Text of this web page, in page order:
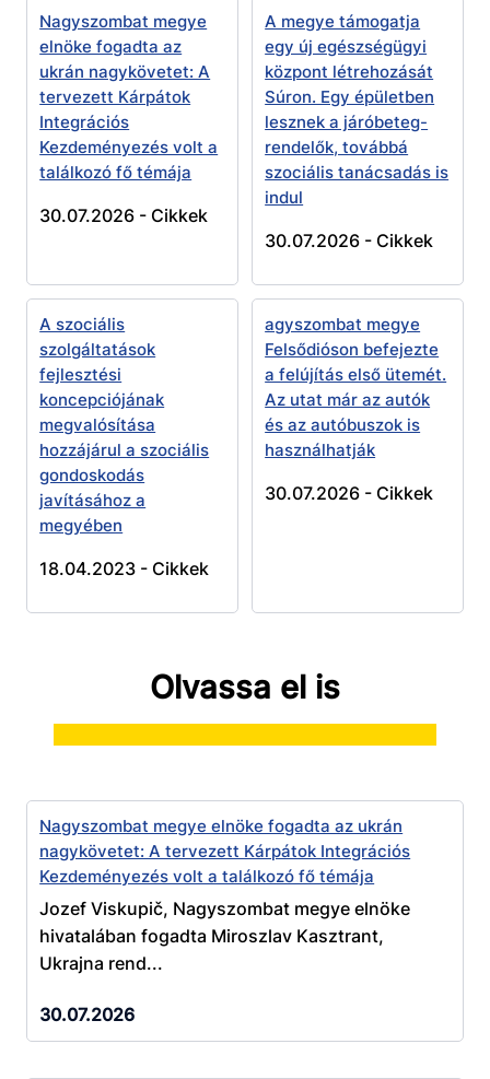
Nagyszombat megye
elnöke fogadta az
ukrán nagykövetet: A
tervezett Kárpátok
Integrációs
Kezdeményezés volt a
találkozó fő témája
30.07.2026 - Cikkek
A megye támogatja
egy új egészségügyi
központ létrehozását
Súron. Egy épületben
lesznek a járóbeteg-
rendelők, továbbá
szociális tanácsadás is
indul
30.07.2026 - Cikkek
A szociális
szolgáltatások
fejlesztési
koncepciójának
megvalósítása
hozzájárul a szociális
gondoskodás
javításához a
megyében
18.04.2023 - Cikkek
agyszombat megye
Felsődióson befejezte
a felújítás első ütemét.
Az utat már az autók
és az autóbuszok is
használhatják
30.07.2026 - Cikkek
Olvassa el is
Nagyszombat megye elnöke fogadta az ukrán
nagykövetet: A tervezett Kárpátok Integrációs
Kezdeményezés volt a találkozó fő témája
Jozef Viskupič, Nagyszombat megye elnöke
hivatalában fogadta Miroszlav Kasztrant,
Ukrajna rend...
30.07.2026